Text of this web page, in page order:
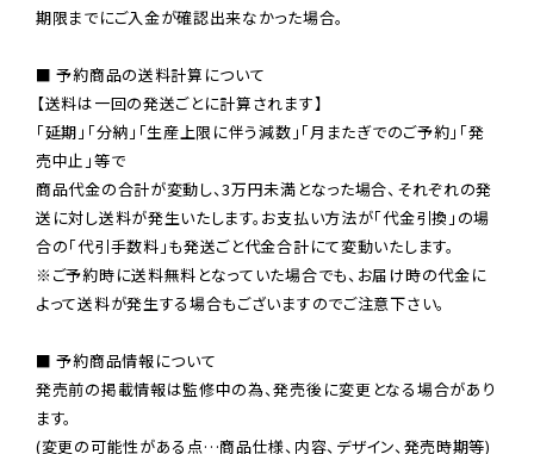
期限までにご入金が確認出来なかった場合。
■ 予約商品の送料計算について
【送料は一回の発送ごとに計算されます】
「延期」「分納」「生産上限に伴う減数」「月またぎでのご予約」「発
売中止」等で
商品代金の合計が変動し、3万円未満となった場合、それぞれの発
送に対し送料が発生いたします。お支払い方法が「代金引換」の場
※ご予約時に送料無料となっていた場合でも、お届け時の代金に
よって送料が発生する場合もございますのでご注意下さい。
■ 予約商品情報について
発売前の掲載情報は監修中の為、発売後に変更となる場合があり
ます。
(変更の可能性がある点…商品仕様、内容、デザイン、発売時期等)